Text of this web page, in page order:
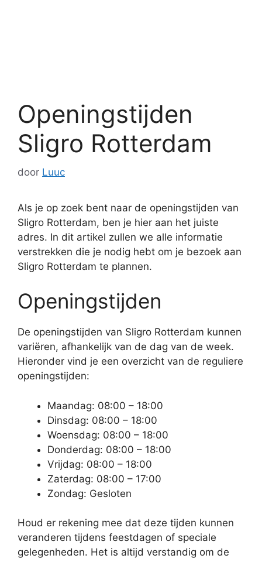
Openingstijden
Sligro Rotterdam
door Luuc
Als je op zoek bent naar de openingstijden van
Sligro Rotterdam, ben je hier aan het juiste
adres. In dit artikel zullen we alle informatie
verstrekken die je nodig hebt om je bezoek aan
Sligro Rotterdam te plannen.
Openingstijden
De openingstijden van Sligro Rotterdam kunnen
variëren, afhankelijk van de dag van de week.
Hieronder vind je een overzicht van de reguliere
openingstijden:
Maandag: 08:00 – 18:00
Dinsdag: 08:00 – 18:00
Woensdag: 08:00 – 18:00
Donderdag: 08:00 – 18:00
Vrijdag: 08:00 – 18:00
Zaterdag: 08:00 – 17:00
Zondag: Gesloten
Houd er rekening mee dat deze tijden kunnen
veranderen tijdens feestdagen of speciale
gelegenheden. Het is altijd verstandig om de